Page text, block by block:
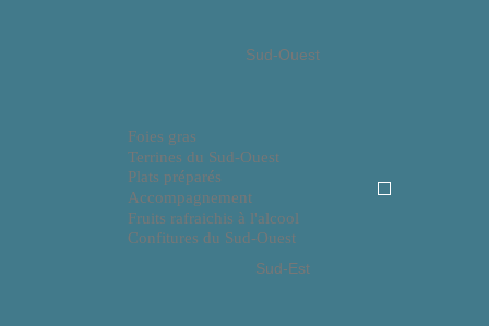
Sud-Ouest
Foies gras
Terrines du Sud-Ouest
Plats préparés
Accompagnement
Fruits rafraichis à l'alcool
Confitures du Sud-Ouest
Sud-Est